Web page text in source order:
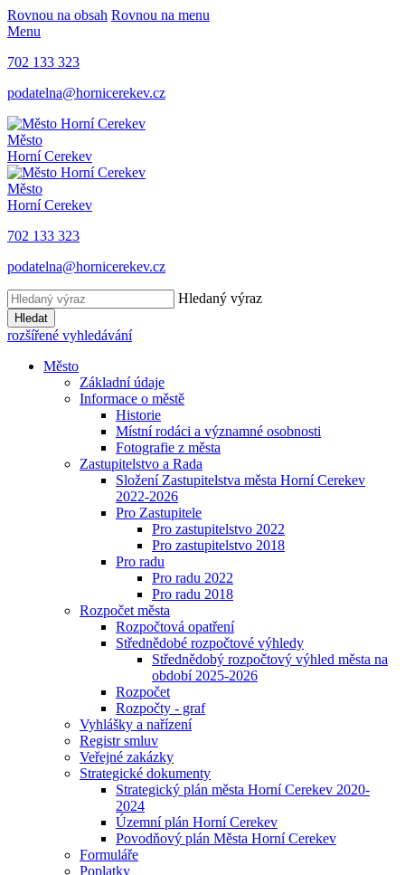
Rovnou na obsah Rovnou na menu
Menu
702 133 323
podatelna@hornicerekev.cz
Město
Horní Cerekev
Město
Horní Cerekev
702 133 323
podatelna@hornicerekev.cz
Hledaný výraz
Hledat
rozšířené vyhledávání
Město
Základní údaje
Informace o městě
Historie
Místní rodáci a významné osobnosti
Fotografie z města
Zastupitelstvo a Rada
Složení Zastupitelstva města Horní Cerekev
2022-2026
Pro Zastupitele
Pro zastupitelstvo 2022
Pro zastupitelstvo 2018
Pro radu
Pro radu 2022
Pro radu 2018
Rozpočet města
Rozpočtová opatření
Střednědobé rozpočtové výhledy
Střednědobý rozpočtový výhled města na
období 2025-2026
Rozpočet
Rozpočty - graf
Vyhlášky a nařízení
Registr smluv
Veřejné zakázky
Strategické dokumenty
Strategický plán města Horní Cerekev 2020-
2024
Územní plán Horní Cerekev
Povodňový plán Města Horní Cerekev
Formuláře
Poplatky